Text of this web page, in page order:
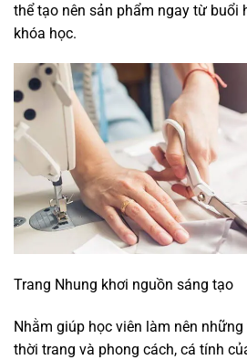
thể tạo nên sản phẩm ngay từ buổi
khóa học.
Trang Nhung khơi nguồn sáng tạo
Nhằm giúp học viên làm nên
thời trang và phong cách, cá tính